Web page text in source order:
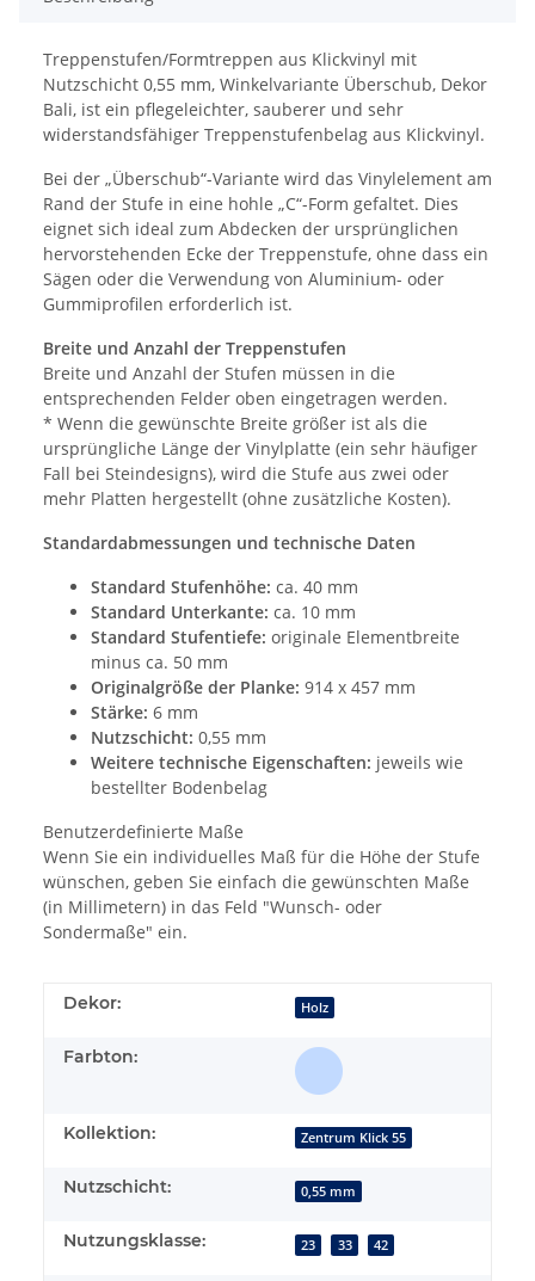
Treppenstufen/Formtreppen aus Klickvinyl mit
Nutzschicht 0,55 mm, Winkelvariante Überschub, Dekor
Bali, ist ein pflegeleichter, sauberer und sehr
widerstandsfähiger Treppenstufenbelag aus Klickvinyl.
Bei der „Überschub“-Variante wird das Vinylelement am
Rand der Stufe in eine hohle „C“-Form gefaltet. Dies
eignet sich ideal zum Abdecken der ursprünglichen
hervorstehenden Ecke der Treppenstufe, ohne dass ein
Sägen oder die Verwendung von Aluminium- oder
Gummiprofilen erforderlich ist.
Breite und Anzahl der Treppenstufen
Breite und Anzahl der Stufen müssen in die
entsprechenden Felder oben eingetragen werden.
* Wenn die gewünschte Breite größer ist als die
ursprüngliche Länge der Vinylplatte (ein sehr häufiger
Fall bei Steindesigns), wird die Stufe aus zwei oder
mehr Platten hergestellt (ohne zusätzliche Kosten).
Standardabmessungen und technische Daten
Standard Stufenhöhe: ca. 40 mm
Standard Unterkante: ca. 10 mm
Standard Stufentiefe: originale Elementbreite
minus ca. 50 mm
Originalgröße der Planke: 914 x 457 mm
Stärke: 6 mm
Nutzschicht: 0,55 mm
Weitere technische Eigenschaften: jeweils wie
bestellter Bodenbelag
Benutzerdefinierte Maße
Wenn Sie ein individuelles Maß für die Höhe der Stufe
wünschen, geben Sie einfach die gewünschten Maße
(in Millimetern) in das Feld "Wunsch- oder
Sondermaße" ein.
Dekor: Holz
Farbton:
Kollektion: Zentrum Klick 55
Nutzschicht: 0,55 mm
Nutzungsklasse: 23 33 42